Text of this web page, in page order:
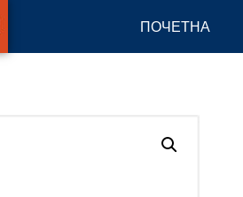
ПОЧЕТНА